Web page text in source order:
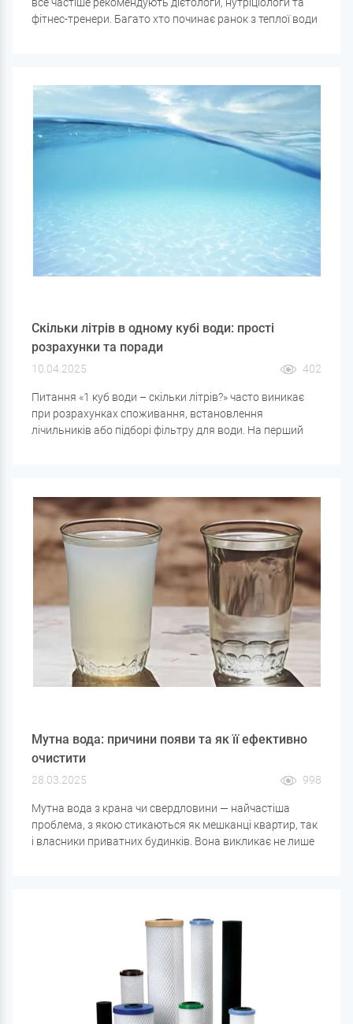
фітнес-тренери. Багато хто починає ранок з теплої води
з лимоном, кому вона підійде, а кому краще утриматися.
Скільки літрів в одному кубі води: прості
розрахунки та поради
10.04.2025 402
Питання «1 куб води – скільки літрів?» часто виникає
при розрахунках споживання, встановлення
лічильників або підборі фільтру для води. На перший
Мутна вода: причини появи та як її ефективно
очистити
28.03.2025 998
Мутна вода з крана чи свердловини — найчастіша
проблема, з якою стикаються як мешканці квартир, так
і власники приватних будинків. Вона викликає не лише